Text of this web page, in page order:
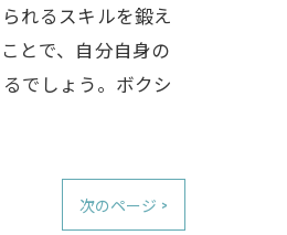
れるスキルを鍛え
とで、自分自身の
でしょう。ボクシ
次のページ >